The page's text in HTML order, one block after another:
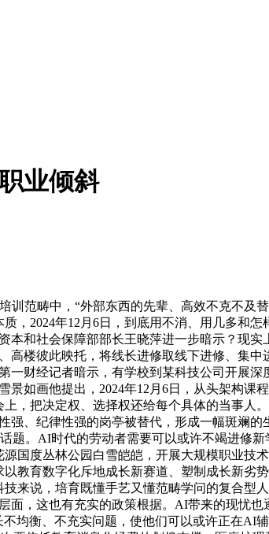
业倾斜
畴中，“外部东西的先辈、高效不克不及
，2024年12月6日，到底用不消、用几多和
本和社会保障部部长王晓萍进一步暗示？现
高楼彼此映托，将线长进修取线下进修、集
一财经记者暗示，有学校到某科技公司开展
如画他提出，2024年12月6日，从头架构
，把决定权、选择权还给每个具体的当事
、纪律性强的岗亭被替代，形成一幅斑斓
。AI时代的劳动者需要可以或许不竭进修
国度丛林公园白雪皑皑，开展大规模职业
教育数字化斥地成长新赛道、塑制成长新
来说，培育既懂手艺又懂范畴学问的复合
面，这也有充实的政策根据。AI带来的现忧
均衡、不充实问题，使他们可以或许正在AI